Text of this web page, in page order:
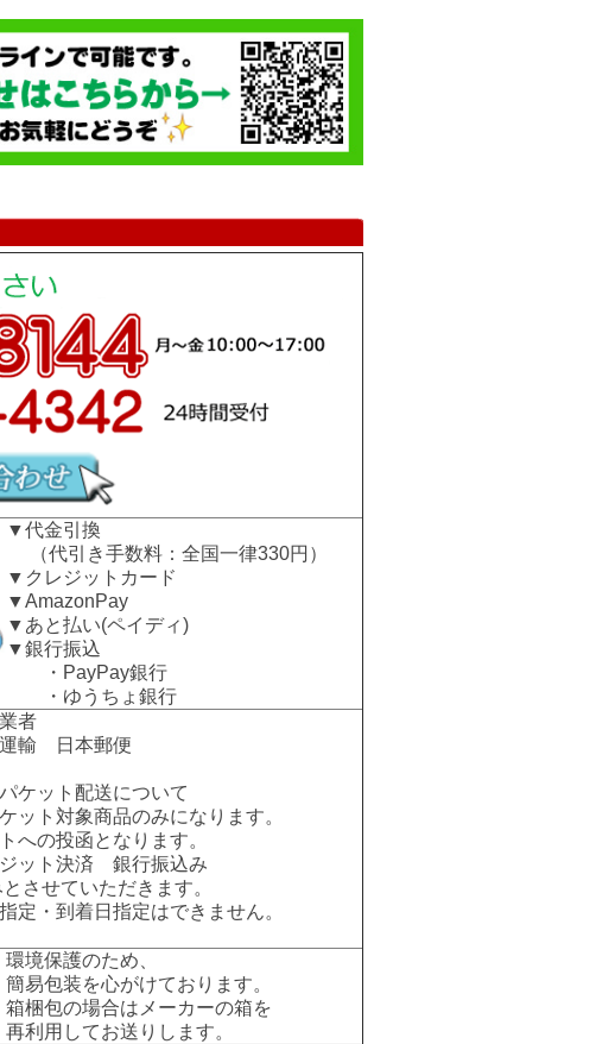
▼代金引換
（代引き手数料：全国一律330円）
▼クレジットカード
▼AmazonPay
▼あと払い(ペイディ)
▼銀行振込
・PayPay銀行
・ゆうちょ銀行
者
輸 日本郵便
ケット配送について
ット対象商品のみになります。
への投函となります。
ット決済 銀行振込み
させていただきます。
定・到着日指定はできません。
環境保護のため、
簡易包装を心がけております。
箱梱包の場合はメーカーの箱を
再利用してお送りします。